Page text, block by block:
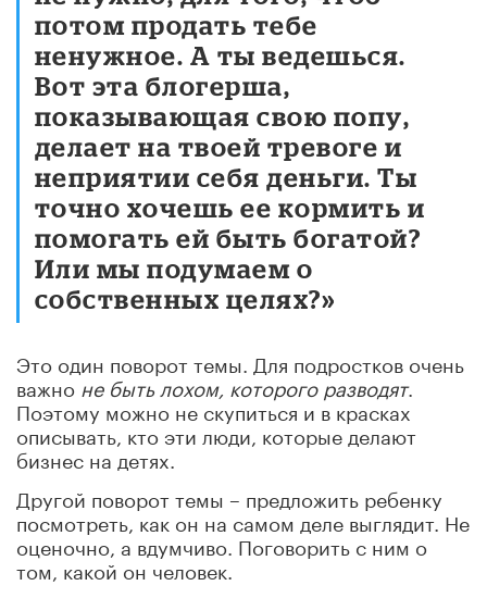
потом продать тебе
ненужное. А ты ведешься.
Вот эта блогерша,
показывающая свою попу,
делает на твоей тревоге и
неприятии себя деньги. Ты
точно хочешь ее кормить и
помогать ей быть богатой?
Или мы подумаем о
собственных целях?»
Это один поворот темы. Для подростков очень
важноне быть лохом, которого разводят.
Поэтому можно не скупиться и в красках
описывать, кто эти люди, которые делают
бизнес на детях.
Другой поворот темы – предложить ребенку
посмотреть, как он на самом деле выглядит. Не
оценочно, а вдумчиво. Поговорить с ним о
том, какой он человек.